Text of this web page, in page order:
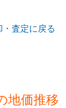
査定に戻る
地価推移